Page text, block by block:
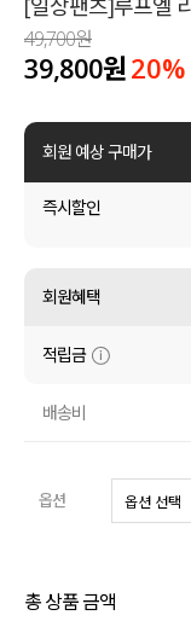
티셔츠
팬츠
셔츠
원피스
액티브
아우터
코디템
[일상팬츠]루프엘
49,700원
39,800원 20%
회원 예상 구매가
즉시할인
회원혜택
적립금
배송비
옵션
총 상품 금액